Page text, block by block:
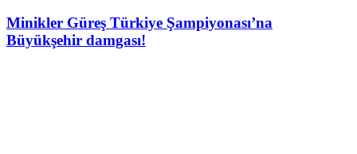
Minikler Güreş Türkiye Şampiyonası’na
Büyükşehir damgası!